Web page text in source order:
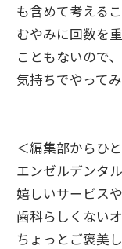
も含めて考える
むやみに回数を
こともないので
気持ちでやって
＜編集部からひ
エンゼルデンタ
嬉しいサービス
歯科らしくない
ちょっとご褒美